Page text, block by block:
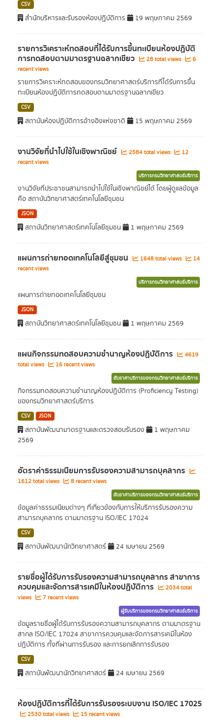
CSV
สำนักบริหารและรับรองห้องปฏิบัติการ 19 พฤษภาคม 2569
รายการวิเคราะห์ทดสอบที่ได้รับการขึ้นทะเบียนห้องปฏิบัติ
การทดสอบตามมาตรฐานฉลากเขียว 28 total views
6
recent views
รายการวิเคราะห์ทดสอบของกรมวิทยาศาสตร์บริการที่ได้รับการขึ้น
ทะเบียนห้องปฏิบัติการทดสอบตามมาตรฐานฉลากเขียว
CSV
สถาบันห้องปฏิบัติการอ้างอิงแห่งชาติ 15 พฤษภาคม 2569
งานวิจัยที่นำไปใช้ในเชิงพาณิชย์ 2584 total views
12
recent views
บริการกรมวิทยาศาสตร์บริการ
งานวิจัยที่ประชาชนสามารถนำไปใช้ในเชิงพาณิชย์ได้ โดยผู้ดูแลข้อมูล
คือ สถาบันวิทยาศาสตร์เทคโนโลยีชุมชน
JSON
สถาบันวิทยาศาสตร์เทคโนโลยีชุมชน 1 พฤษภาคม 2569
แผนการถ่ายทอดเทคโนโลยีสู่ชุมชน 1648 total views
14
recent views
บริการกรมวิทยาศาสตร์บริการ
แผนการถ่ายทอดเทคโนโลยีชุมชน
JSON
สถาบันวิทยาศาสตร์เทคโนโลยีชุมชน 1 พฤษภาคม 2569
แผนกิจกรรมทดสอบความชำนาญห้องปฏิบัติการ
4619
total views
16 recent views
อัตราค่าบริการของกรมวิทยาศาสตร์บริการ
กิจกรรมทดสอบความชำนาญห้องปฏิบัติการ (Proficiency Testing)
ของกรมวิทยาศาสตร์บริการ
CSV JSON
สถาบันพัฒนามาตรฐานและตรวจสอบรับรอง
1 พฤษภาคม
2569
อัตราค่าธรรมเนียมการรับรองความสามารถบุคลากร
1612 total views 8 recent views
อัตราค่าบริการของกรมวิทยาศาสตร์บริการ
ข้อมูลค่าธรรมเนียมต่างๆ ที่เกี่ยวข้องกับการให้บริการรับรองความ
สามารถบุคลากร ตามมาตรฐาน ISO/IEC 17024
CSV
สถาบันพัฒนานักวิทยาศาสตร์ 24 เมษายน 2569
รายชื่อผู้ได้รับการรับรองความสามารถบุคลากร สาขาการ
ควบคุมและจัดการสารเคมีในห้องปฏิบัติการ
2034 total
views
7 recent views
ผู้รับบริการของกรมวิทยาศาสตร์บริการ
ข้อมูลรายชื่อผู้ได้รับการรับรองความสามารถบุคลากร ตามมาตรฐาน
สากล ISO/IEC 17024 สาขาการควบคุมและจัดการสารเคมีในห้อง
ปฏิบัติการ ทั้งที่ผ่านการรับรอง และการยกเลิกการรับรอง
CSV
สถาบันพัฒนานักวิทยาศาสตร์ 24 เมษายน 2569
ห้องปฏิบัติการที่ได้รับการรับรองระบบงาน ISO/IEC 17025
2530 total views 15 recent views